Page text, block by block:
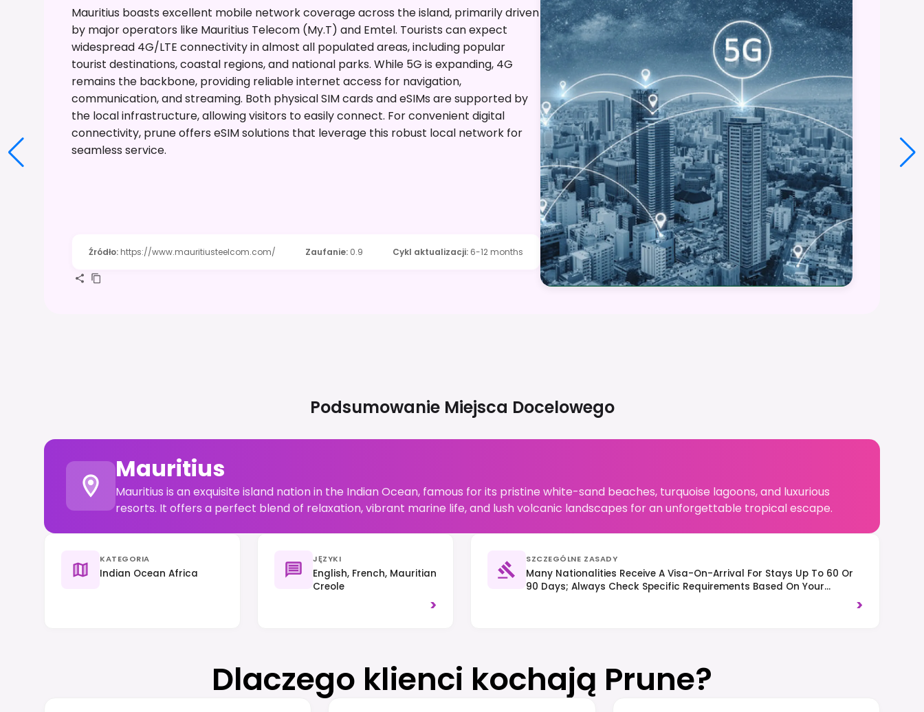
Mauritius boasts excellent mobile network coverage across the island, primarily driven
by major operators like Mauritius Telecom (My.T) and Emtel. Tourists can expect
widespread 4G/LTE connectivity in almost all populated areas, including popular
tourist destinations, coastal regions, and national parks. While 5G is expanding, 4G
remains the backbone, providing reliable internet access for navigation,
communication, and streaming. Both physical SIM cards and eSIMs are supported by
the local infrastructure, allowing visitors to easily connect. For convenient digital
connectivity, prune offers eSIM solutions that leverage this robust local network for
seamless service.
Źródło: https://www.mauritiusteelcom.com/ Zaufanie: 0.9 Cykl aktualizacji: 6-12 months
Podsumowanie Miejsca Docelowego
Mauritius
Mauritius is an exquisite island nation in the Indian Ocean, famous for its pristine white-sand beaches, turquoise lagoons, and luxurious
resorts. It offers a perfect blend of relaxation, vibrant marine life, and lush volcanic landscapes for an unforgettable tropical escape.
KATEGORIA
Indian Ocean Africa
JĘZYKI
English, French, Mauritian
Creole
>
SZCZEGÓLNE ZASADY
Many Nationalities Receive A Visa-On-Arrival For Stays Up To 60 Or
90 Days; Always Check Specific Requirements Based On Your
>
Dlaczego klienci kochają Prune?